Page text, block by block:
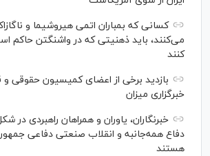
کسانی که بمباران اتمی هیروشیما و
می‌کنند، باید ذهنیتی که در واشنگتن حاکم
کنند
بازدید برخی از اعضای کمیسیون حقوقی
خبرگزاری میزان
خبرنگاران، یاوران و همراهان راهبردی در
دفاع همه‌جانبه و انقلاب صنعتی دفاعی
هستند